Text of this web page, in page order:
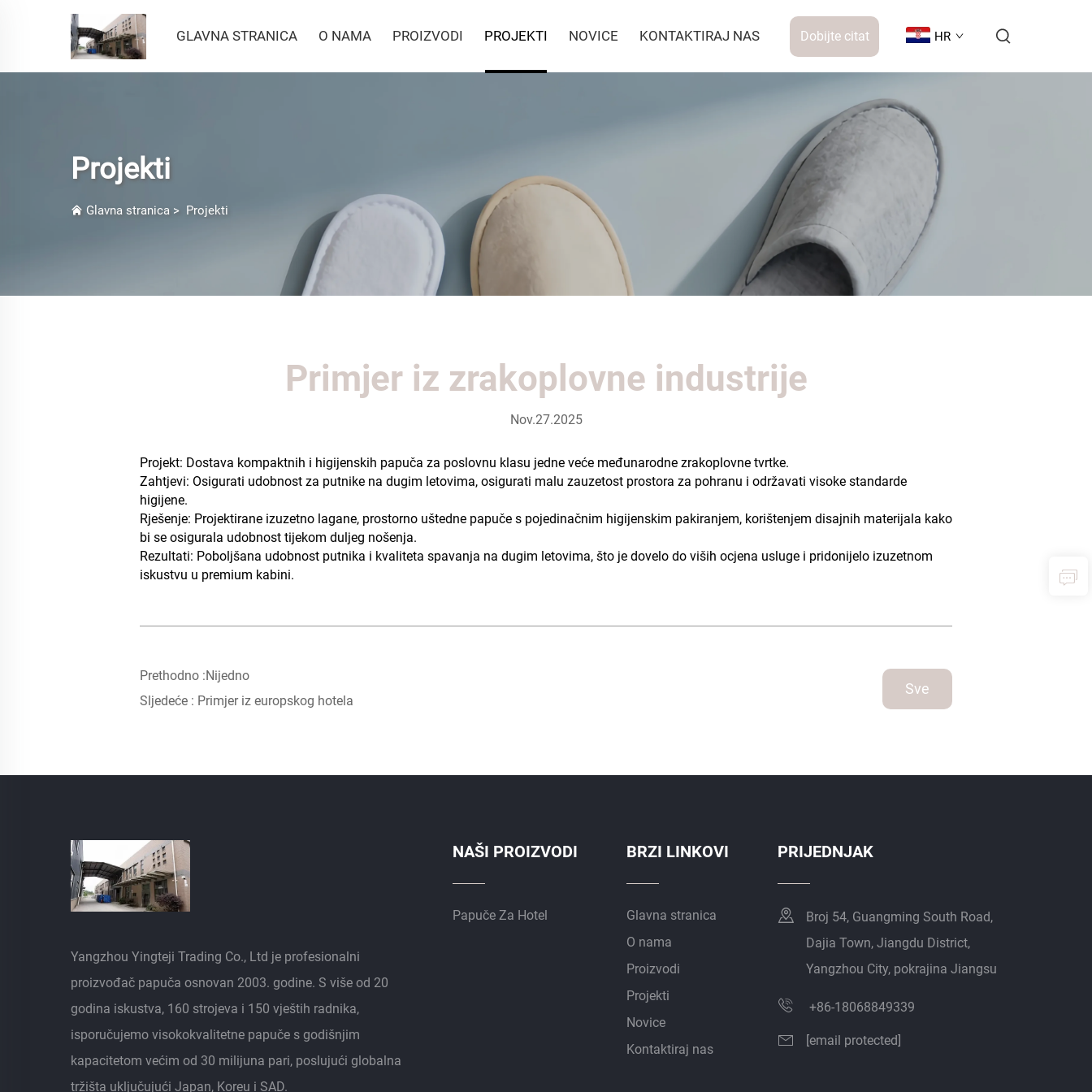
GLAVNA STRANICA O NAMA PROIZVODI PROJEKTI NOVICE KONTAKTIRAJ NAS Dobijte citat HR
Projekti
Glavna stranica > Projekti
Primjer iz zrakoplovne industrije
Nov.27.2025
Projekt: Dostava kompaktnih i higijenskih papuča za poslovnu klasu jedne veće međunarodne zrakoplovne tvrtke.
Zahtjevi: Osigurati udobnost za putnike na dugim letovima, osigurati malu zauzetost prostora za pohranu i održavati visoke standarde
higijene.
Rješenje: Projektirane izuzetno lagane, prostorno uštedne papuče s pojedinačnim higijenskim pakiranjem, korištenjem disajnih materijala kako
bi se osigurala udobnost tijekom duljeg nošenja.
Rezultati: Poboljšana udobnost putnika i kvaliteta spavanja na dugim letovima, što je dovelo do viših ocjena usluge i pridonijelo izuzetnom
iskustvu u premium kabini.
Prethodno :Nijedno
Sljedeće : Primjer iz europskog hotela
Sve
Yangzhou Yingteji Trading Co., Ltd je profesionalni
proizvođač papuča osnovan 2003. godine. S više od 20
godina iskustva, 160 strojeva i 150 vještih radnika,
isporučujemo visokokvalitetne papuče s godišnjim
kapacitetom većim od 30 milijuna pari, poslujući globalna
tržišta uključujući Japan, Koreu i SAD.
NAŠI PROIZVODI
Papuče Za Hotel
BRZI LINKOVI
Glavna stranica
O nama
Proizvodi
Projekti
Novice
Kontaktiraj nas
PRIJEDNJAK
Broj 54, Guangming South Road,
Dajia Town, Jiangdu District,
Yangzhou City, pokrajina Jiangsu
+86-18068849339
[email protected]